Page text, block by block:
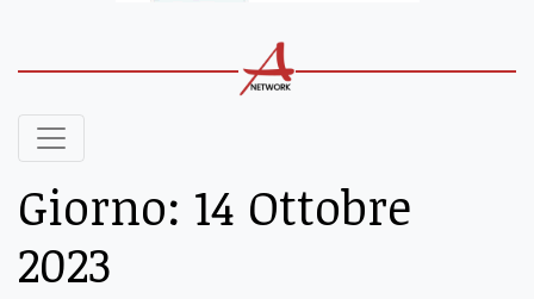
Giorno: 14 Ottobre
2023